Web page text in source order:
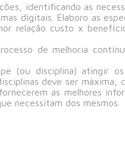
identificando as
digitais. Elaboro as
relação custo x
de melhoria
(ou disciplina) atingir os
deve ser máxima,
as melhores
necessitam dos mesmos.